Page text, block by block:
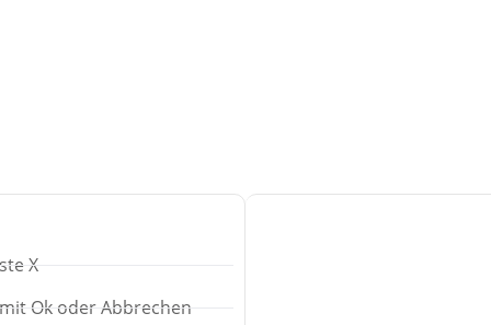
X
Ok oder Abbrechen